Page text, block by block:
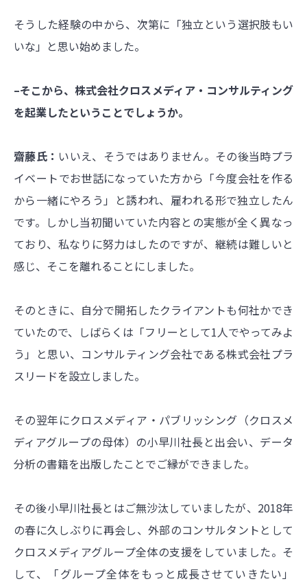
そうした経験の中から、次第に「独立という選択肢もい
いな」と思い始めました。
–そこから、株式会社クロスメディア・コンサルティング
を起業したということでしょうか。
齋藤氏： いいえ、そうではありません。その後当時プラ
イベートでお世話になっていた方から「今度会社を作る
から一緒にやろう」と誘われ、雇われる形で独立したん
です。しかし当初聞いていた内容との実態が全く異なっ
ており、私なりに努力はしたのですが、継続は難しいと
感じ、そこを離れることにしました。
そのときに、自分で開拓したクライアントも何社かでき
ていたので、しばらくは「フリーとして1人でやってみよ
う」と思い、コンサルティング会社である株式会社プラ
スリードを設立しました。
その翌年にクロスメディア・パブリッシング（クロスメ
ディアグループの母体）の小早川社長と出会い、データ
分析の書籍を出版したことでご縁ができました。
その後小早川社長とはご無沙汰していましたが、2018年
の春に久しぶりに再会し、外部のコンサルタントとして
クロスメディアグループ全体の支援をしていました。そ
して、「グループ全体をもっと成長させていきたい」